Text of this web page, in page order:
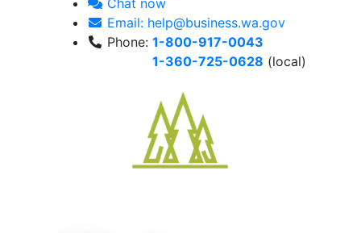
Chat now
Email: help@business.wa.gov
Phone: 1-800-917-0043
1-360-725-0628 (local)